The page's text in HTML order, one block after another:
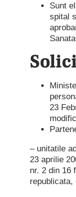
Sunt
spital
23
– unitatile
23 aprilie
nr. 2 din 16